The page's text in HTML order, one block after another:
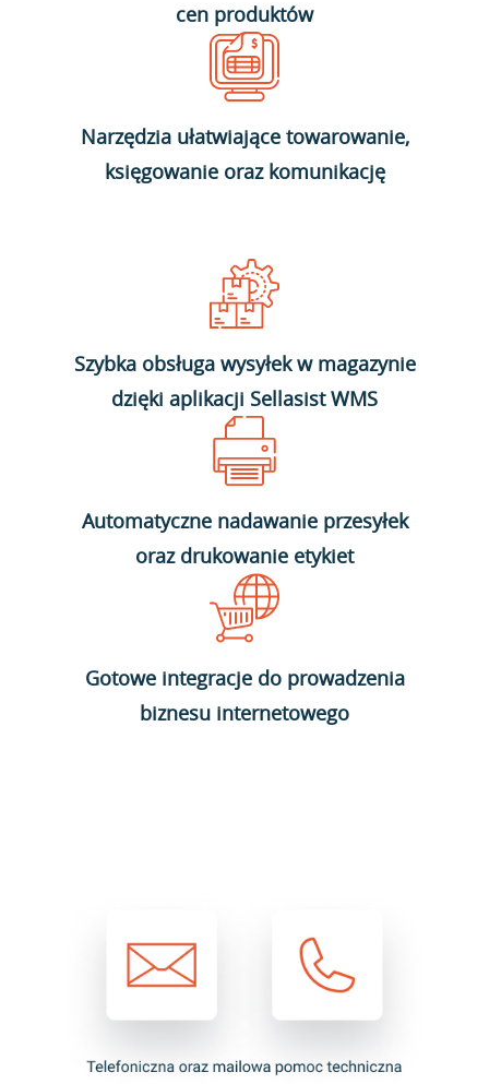
cen produktów
Narzędzia ułatwiające towarowanie,
księgowanie oraz komunikację
Szybka obsługa wysyłek w magazynie
dzięki aplikacji Sellasist WMS
Automatyczne nadawanie przesyłek
oraz drukowanie etykiet
Gotowe integracje do prowadzenia
biznesu internetowego